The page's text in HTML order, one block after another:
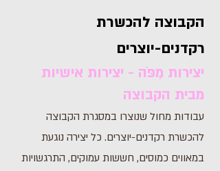
הקבוצה להכשרת
רקדנים-יוצרים
יצירות מִפֹּה - יצירות אישיות
מבית הקבוצה
עבודות מחול שנוצרו במסגרת הקבוצה
להכשרת רקדנים-יוצרים. כל יצירה נוגעת
במאווים כמוסים, חששות עמוקים, התרגשויות